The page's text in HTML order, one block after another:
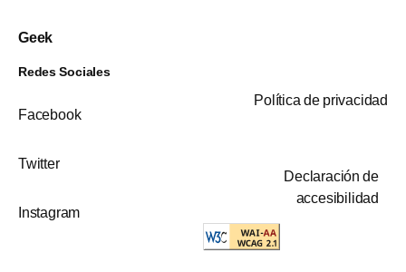
Geek
Redes Sociales
Facebook
Twitter
Instagram
Política de privacidad
Declaración de
accesibilidad